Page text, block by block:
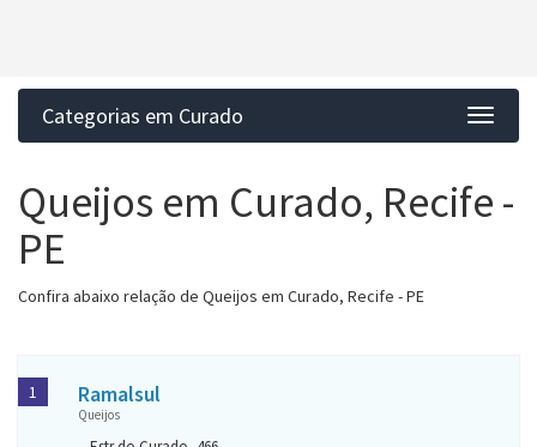
Categorias em Curado
Queijos em Curado, Recife -
PE
Confira abaixo relação de Queijos em Curado, Recife - PE
Ramalsul
Queijos
1